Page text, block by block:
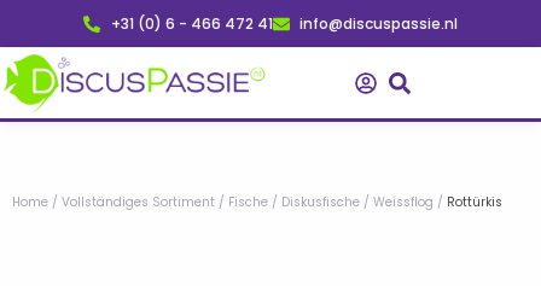
Inhalt
springen
+31 (0) 6 - 466 472 41 info@discuspassie.nl
Home / Vollständiges Sortiment / Fische / Diskusfische / Weissflog / Rottürkis